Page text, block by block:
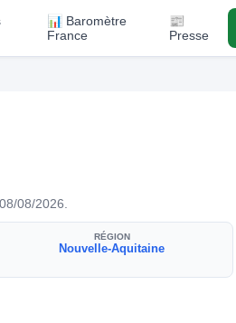
📊 Baromètre
France
📰
Presse
08/2026.
RÉGION
Nouvelle-Aquitaine